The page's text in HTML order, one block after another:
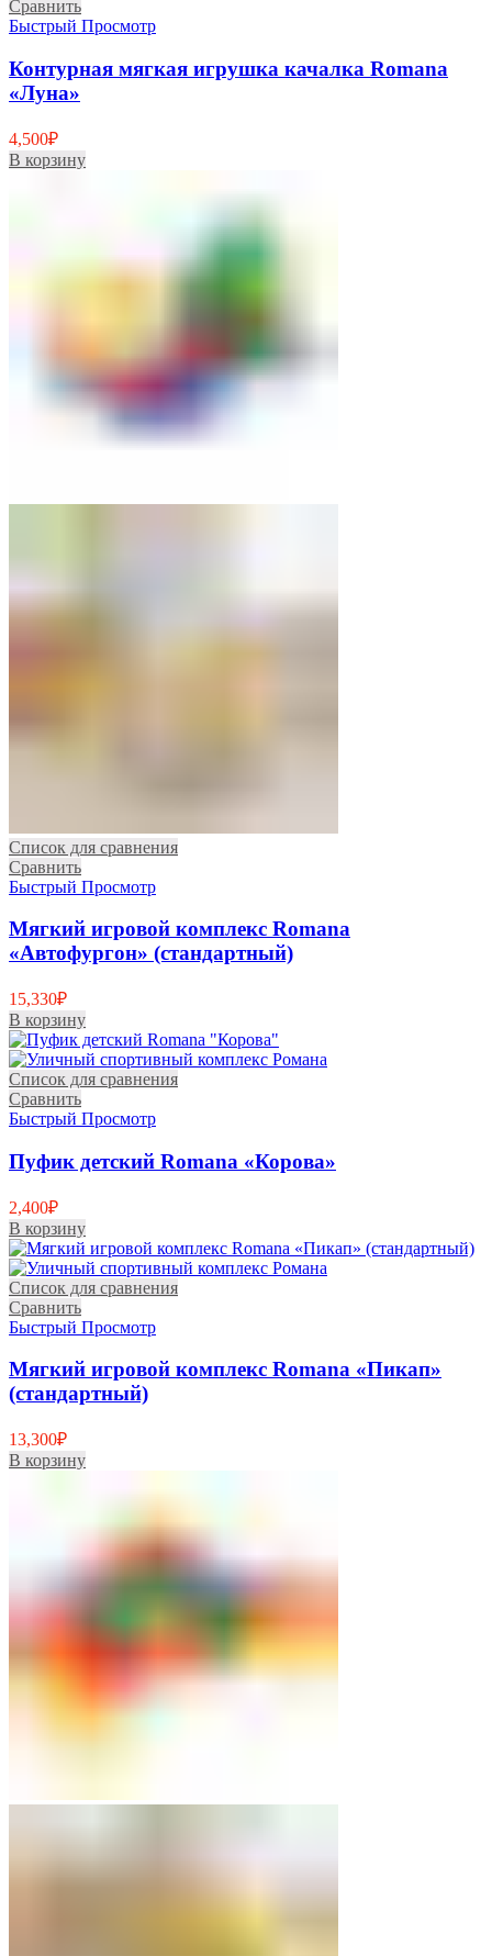
Сравнить
Быстрый Просмотр
Контурная мягкая игрушка качалка Romana
«Луна»
4,500₽
В корзину
Список для сравнения
Сравнить
Быстрый Просмотр
Мягкий игровой комплекс Romana
«Автофургон» (стандартный)
15,330₽
В корзину
Список для сравнения
Сравнить
Быстрый Просмотр
Пуфик детский Romana «Корова»
2,400₽
В корзину
Список для сравнения
Сравнить
Быстрый Просмотр
Мягкий игровой комплекс Romana «Пикап»
(стандартный)
13,300₽
В корзину